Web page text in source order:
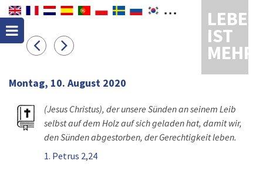
LEBEN
IST
MEHR
Montag, 10. August 2020
(Jesus Christus), der unsere Sünden an seinem Leib
selbst auf dem Holz auf sich geladen hat, damit wir,
den Sünden abgestorben, der Gerechtigkeit leben.
1. Petrus 2,24